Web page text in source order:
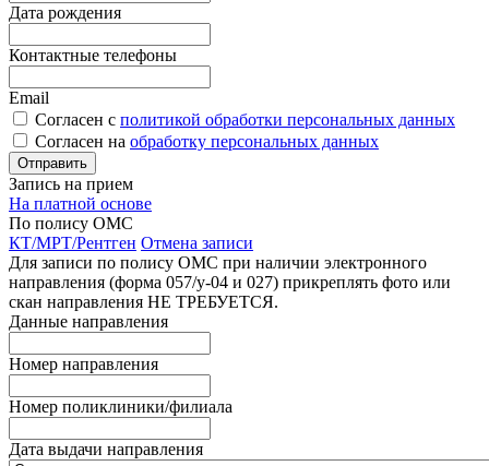
Дата рождения
Контактные телефоны
Email
Согласен с политикой обработки персональных данных
Согласен на обработку персональных данных
Запись на прием
На платной основе
По полису ОМС
КТ/МРТ/Рентген Отмена записи
Для записи по полису ОМС при наличии электронного
направления (форма 057/у-04 и 027) прикреплять фото или
скан направления НЕ ТРЕБУЕТСЯ.
Данные направления
Номер направления
Номер поликлиники/филиала
Дата выдачи направления